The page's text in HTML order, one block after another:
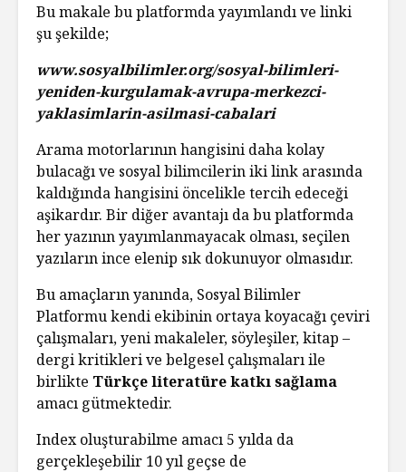
Bu makale bu platformda yayımlandı ve linki
şu şekilde;
www.sosyalbilimler.org/sosyal-bilimleri-
yeniden-kurgulamak-avrupa-merkezci-
yaklasimlarin-asilmasi-cabalari
Arama motorlarının hangisini daha kolay
bulacağı ve sosyal bilimcilerin iki link arasında
kaldığında hangisini öncelikle tercih edeceği
aşikardır. Bir diğer avantajı da bu platformda
her yazının yayımlanmayacak olması, seçilen
yazıların ince elenip sık dokunuyor olmasıdır.
Bu amaçların yanında, Sosyal Bilimler
Platformu kendi ekibinin ortaya koyacağı çeviri
çalışmaları, yeni makaleler, söyleşiler, kitap –
dergi kritikleri ve belgesel çalışmaları ile
birlikte Türkçe literatüre katkı sağlama
amacı gütmektedir.
Index oluşturabilme amacı 5 yılda da
gerçekleşebilir 10 yıl geçse de